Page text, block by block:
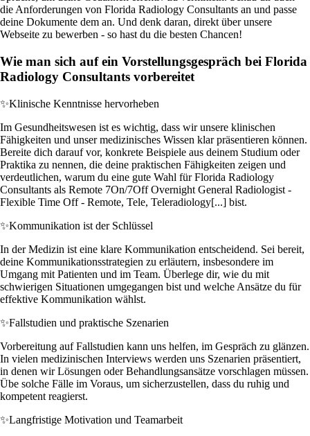
die Anforderungen von Florida Radiology Consultants an und passe
deine Dokumente dem an. Und denk daran, direkt über unsere
Webseite zu bewerben - so hast du die besten Chancen!
Wie man sich auf ein Vorstellungsgespräch bei Florida
Radiology Consultants vorbereitet
✨Klinische Kenntnisse hervorheben
Im Gesundheitswesen ist es wichtig, dass wir unsere klinischen
Fähigkeiten und unser medizinisches Wissen klar präsentieren können.
Bereite dich darauf vor, konkrete Beispiele aus deinem Studium oder
Praktika zu nennen, die deine praktischen Fähigkeiten zeigen und
verdeutlichen, warum du eine gute Wahl für Florida Radiology
Consultants als Remote 7On/7Off Overnight General Radiologist -
Flexible Time Off - Remote, Tele, Teleradiology[...] bist.
✨Kommunikation ist der Schlüssel
In der Medizin ist eine klare Kommunikation entscheidend. Sei bereit,
deine Kommunikationsstrategien zu erläutern, insbesondere im
Umgang mit Patienten und im Team. Überlege dir, wie du mit
schwierigen Situationen umgegangen bist und welche Ansätze du für
effektive Kommunikation wählst.
✨Fallstudien und praktische Szenarien
Vorbereitung auf Fallstudien kann uns helfen, im Gespräch zu glänzen.
In vielen medizinischen Interviews werden uns Szenarien präsentiert,
in denen wir Lösungen oder Behandlungsansätze vorschlagen müssen.
Übe solche Fälle im Voraus, um sicherzustellen, dass du ruhig und
kompetent reagierst.
✨Langfristige Motivation und Teamarbeit